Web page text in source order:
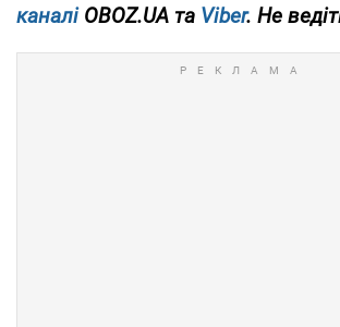
каналіOBOZ.UA та Viber. Не